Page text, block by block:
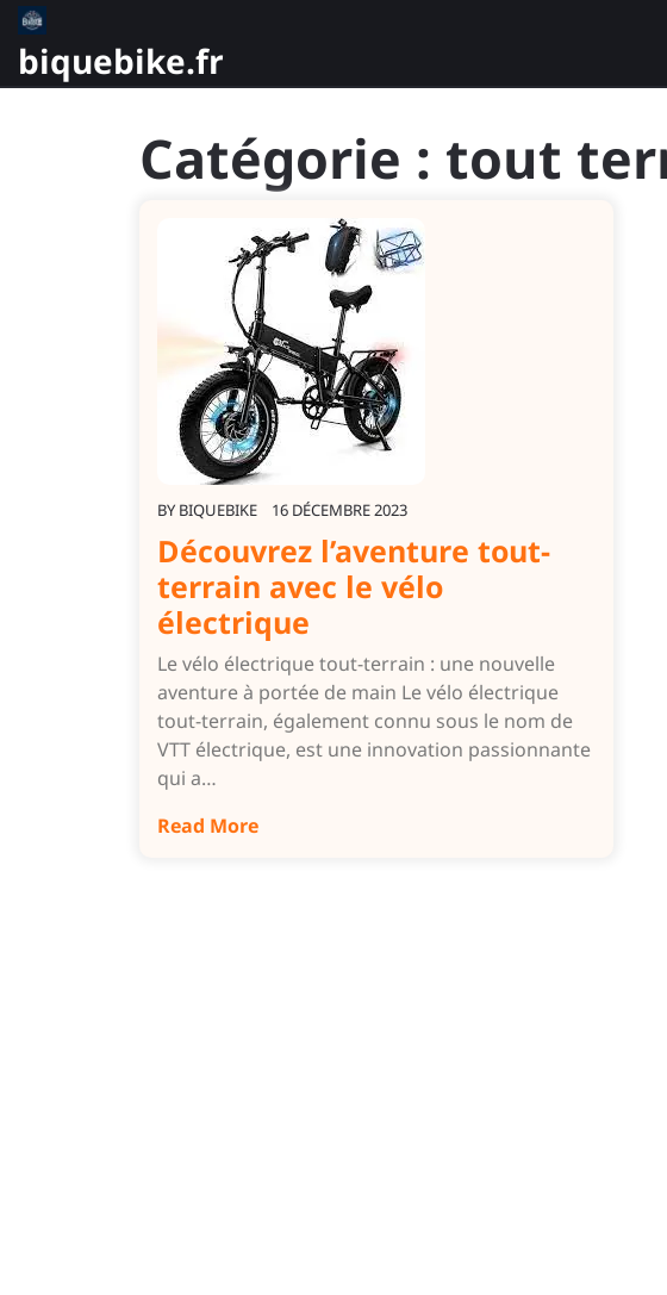
Skip
content
biquebike.fr
Catégorie : tout
BY BIQUEBIKE 16 DÉCEMBRE 2023
Découvrez l’aventure tout-
terrain avec le vélo
électrique
Le vélo électrique tout-terrain : une nouvelle
aventure à portée de main Le vélo électrique
tout-terrain, également connu sous le nom de
VTT électrique, est une innovation passionnante
qui a…
Read More